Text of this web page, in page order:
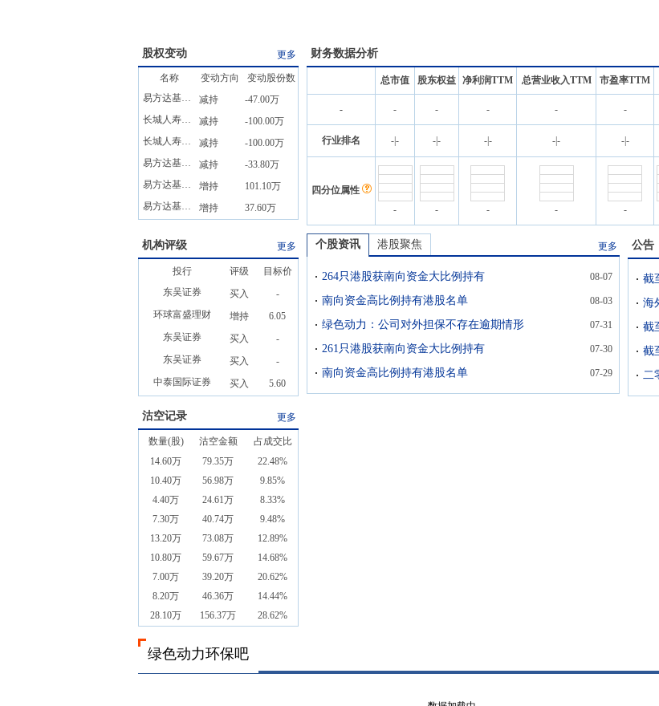
股权变动 更多
名称 变动方向
变动股份数
易方达基金管理有限公司
减持
-47.00万
长城人寿保险股份有限公司
减持
-100.00万
长城人寿保险股份有限公司
减持
-100.00万
易方达基金管理有限公司
减持
-33.80万
易方达基金管理有限公司
增持
101.10万
易方达基金管理有限公司
增持 37.60万
财务数据分析
总市值 股东权益 净利润TTM 总营业收入TTM 市盈率TTM
- - - - - -
行业排名 -- -- -|- -- -|-
四分位属性
-
- - - -
机构评级 更多
投行 评级
目标价
东吴证券
买入
-
环球富盛理财
增持
6.05
东吴证券
买入
-
东吴证券
买入
-
中泰国际证券
买入 5.60
个股资讯 港股聚焦 更多
264只港股获南向资金大比例持有 08-07
南向资金高比例持有港股名单 08-03
绿色动力：公司对外担保不存在逾期情形 07-31
261只港股获南向资金大比例持有 07-30
南向资金高比例持有港股名单 07-29
公告
海
沽空记录 更多
数量(股) 沽空金额
占成交比
14.60万
79.35万
22.48%
10.40万
56.98万
9.85%
4.40万
24.61万
8.33%
7.30万
40.74万
9.48%
13.20万
73.08万
12.89%
10.80万
59.67万
14.68%
7.00万
39.20万
20.62%
8.20万
46.36万
14.44%
28.10万
156.37万 28.62%
绿色动力环保吧